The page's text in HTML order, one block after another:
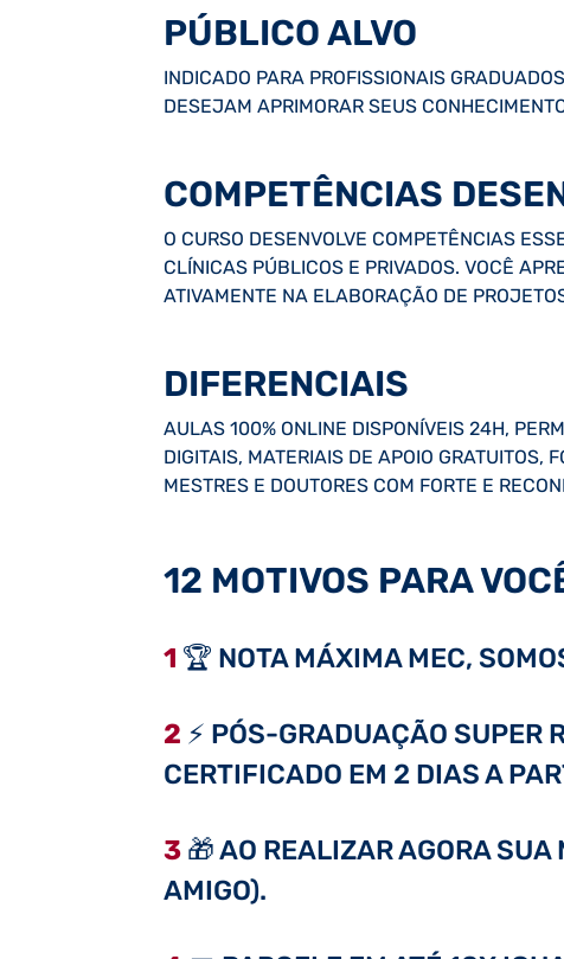
PÚBLICO ALVO
INDICADO PARA PROFISSIONAIS
DESEJAM APRIMORAR SEUS
COMPETÊNCIAS
O CURSO DESENVOLVE COMPETÊNCIAS
CLÍNICAS PÚBLICOS E PRIVADOS. VOCÊ
ATIVAMENTE NA ELABORAÇÃO DE
DIFERENCIAIS
AULAS 100% ONLINE DISPONÍVEIS 24H,
DIGITAIS, MATERIAIS DE APOIO GRATUITOS,
MESTRES E DOUTORES COM FORTE E
12 MOTIVOS PARA
1 🏆 NOTA MÁXIMA MEC,
2 ⚡ PÓS-GRADUAÇÃO SUPER
CERTIFICADO EM 2 DIAS A
3 🎁 AO REALIZAR AGORA
AMIGO).